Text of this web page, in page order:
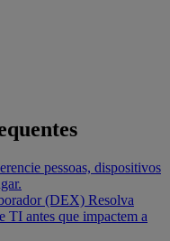
pessoas, dispositivos
(DEX) Resolva
TI antes que impactem a